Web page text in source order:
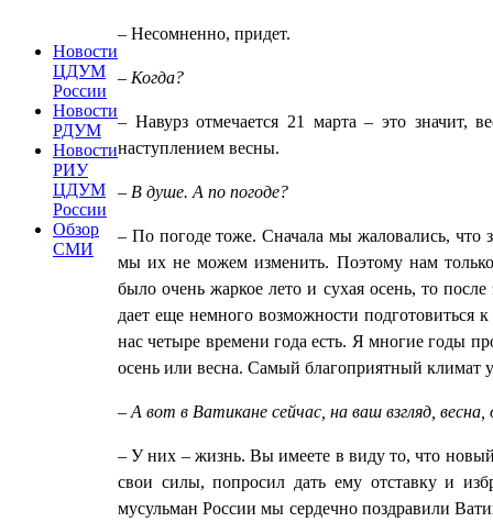
Новости
ЦДУМ
России
Новости
РДУМ
Новости
РИУ
ЦДУМ
России
Обзор
СМИ
– Несомненно, придет.
– Когда?
– Навурз отмечается 21 марта – это значит,
наступлением весны.
– В душе. А по погоде?
– По погоде тоже. Сначала мы жаловались, что
мы их не можем изменить. Поэтому нам
было очень жаркое лето и сухая осень, то
дает еще немного возможности
нас четыре времени года есть. Я многие годы
осень или весна. Самый благоприятный климат
– А вот в Ватикане сейчас, на ваш взгляд,
– У них – жизнь. Вы имеете в виду то, что
свои силы, попросил дать ему отставку и
мусульман России мы сердечно поздравили